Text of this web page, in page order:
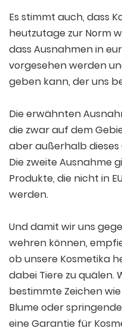
Es stimmt auch, dass
heutzutage zur Norm
dass Ausnahmen in
vorgesehen werden
geben kann, der uns
Die erwähnten
die zwar auf dem
aber außerhalb
Die zweite Ausnahme
Produkte, die nicht in
werden.
Und damit wir uns
wehren können,
ob unsere Kosmetika
dabei Tiere zu quälen.
bestimmte Zeichen
Blume oder
eine Garantie für